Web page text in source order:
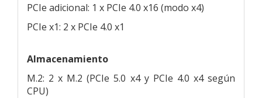
PCIe adicional: 1 x PCIe 4.0 x16 (modo x4)
PCIe x1: 2 x PCIe 4.0 x1
Almacenamiento
M.2: 2 x M.2 (PCIe 5.0 x4 y PCIe 4.0 x4 según
CPU)